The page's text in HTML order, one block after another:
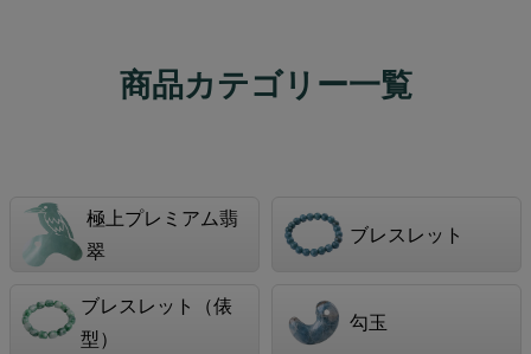
商品カテゴリー一覧
極上プレミアム翡
翠
ブレスレット
ブレスレット（俵
型）
勾玉